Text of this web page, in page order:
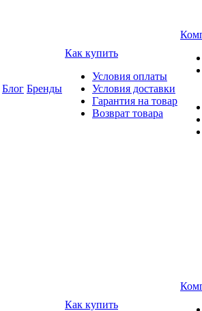
Блог Бренды
Как купить
Условия оплаты
Условия доставки
Гарантия на товар
Возврат товара
Как купить